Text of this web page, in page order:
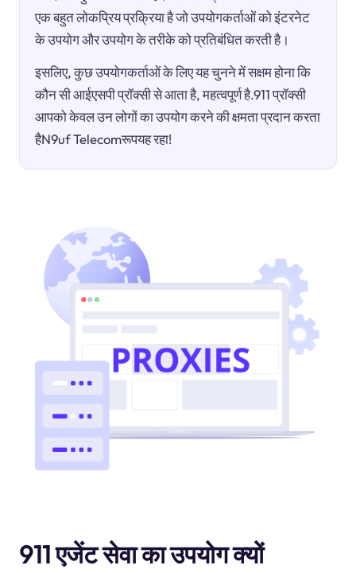
एक बहुत लोकप्रिय प्रक्रिया है जो उपयोगकर्ताओं को इंटरनेट
के उपयोग और उपयोग के तरीके को प्रतिबंधित करती है।
इसलिए, कुछ उपयोगकर्ताओं के लिए यह चुनने में सक्षम होना कि
कौन सी आईएसपी प्रॉक्सी से आता है, महत्वपूर्ण है.911 प्रॉक्सी
आपको केवल उन लोगों का उपयोग करने की क्षमता प्रदान करता
हैN9uf Telecomरूपयह रहा!
911 एजेंट सेवा का उपयोग क्यों